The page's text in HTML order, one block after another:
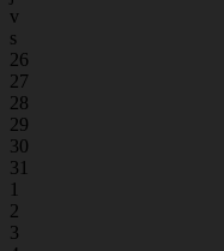
v
s
26
27
28
29
30
31
1
2
3